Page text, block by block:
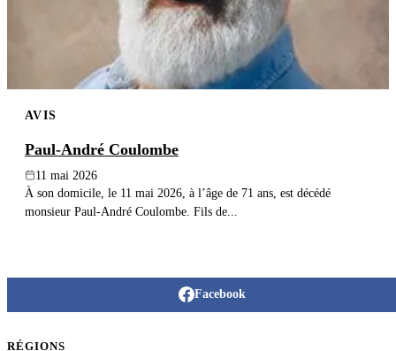
AVIS
Paul-André Coulombe
11 mai 2026
À son domicile, le 11 mai 2026, à l’âge de 71 ans, est décédé
monsieur Paul-André Coulombe. Fils de...
Facebook
RÉGIONS